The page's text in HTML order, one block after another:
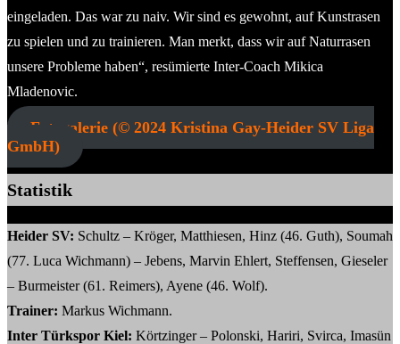
eingeladen. Das war zu naiv. Wir sind es gewohnt, auf Kunstrasen
zu spielen und zu trainieren. Man merkt, dass wir auf Naturrasen
unsere Probleme haben“, resümierte Inter-Coach Mikica
Mladenovic.
Fotogalerie (© 2024 Kristina Gay-Heider SV Liga
GmbH)
Statistik
Heider SV: Schultz – Kröger, Matthiesen, Hinz (46. Guth), Soumah
(77. Luca Wichmann) – Jebens, Marvin Ehlert, Steffensen, Gieseler
– Burmeister (61. Reimers), Ayene (46. Wolf).
Trainer: Markus Wichmann.
Inter Türkspor Kiel: Körtzinger – Polonski, Hariri, Svirca, Imasün